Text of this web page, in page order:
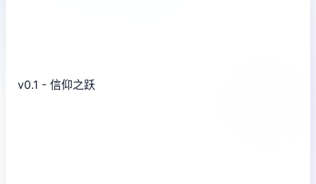
v0.1 - 信仰之跃